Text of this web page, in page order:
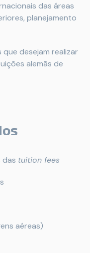
das áreas
planejamento
desejam realizar
alemãs de
das tuition fees
aéreas)